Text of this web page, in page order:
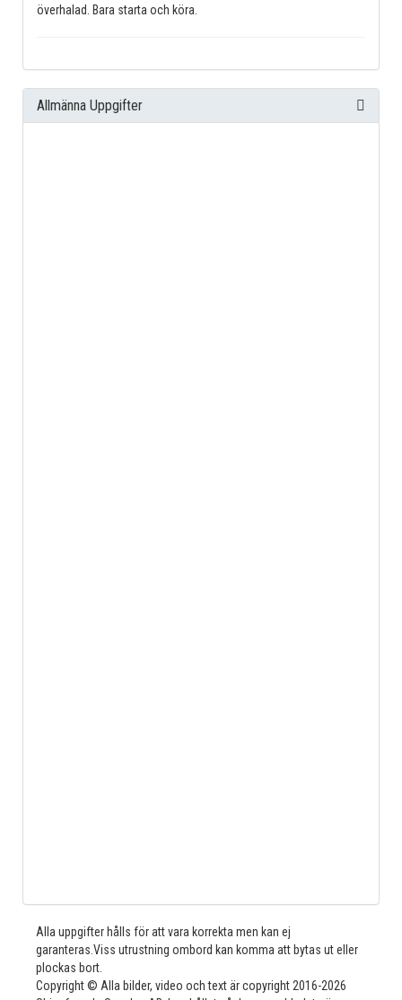
överhalad. Bara starta och köra.
Allmänna Uppgifter
Alla uppgifter hålls för att vara korrekta men kan ej
garanteras.Viss utrustning ombord kan komma att bytas ut eller
plockas bort.
Copyright © Alla bilder, video och text är copyright 2016-2026